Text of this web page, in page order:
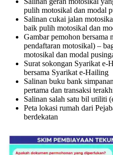
pulih motosikal dan modal
Salinan cukai jalan
baik pulih motosikal dan
Gambar pemohon bersama
pendaftaran motosikal) –
motosikal dan modal
Surat sokongan Syarikat e-
bersama Syarikat e-Hailing
Salinan buku bank
pertama dan transaksi
Salinan salah satu bil utiliti
Peta lokasi rumah dari
berdekatan